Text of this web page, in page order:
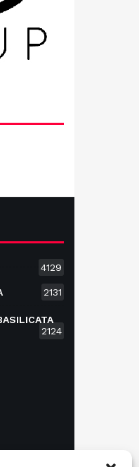
4129
2131
2124